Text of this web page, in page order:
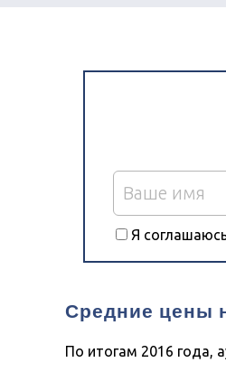
Я
Средние цены
По итогам 2016 года,